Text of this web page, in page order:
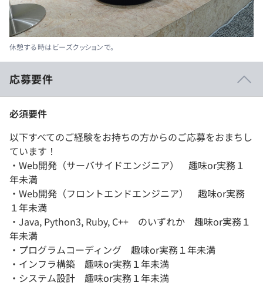
休憩する時はビーズクッションで。
応募要件
必須要件
以下すべてのご経験をお持ちの方からのご応募をおまちし
ています！
・Web開発（サーバサイドエンジニア） 趣味or実務１
年未満
・Web開発（フロントエンドエンジニア） 趣味or実務
１年未満
・Java, Python3, Ruby, C++ のいずれか 趣味or実務１
年未満
・プログラムコーディング 趣味or実務１年未満
・インフラ構築 趣味or実務１年未満
・システム設計 趣味or実務１年未満